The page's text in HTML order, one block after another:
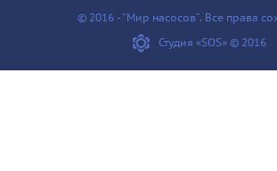
© 2016 - “Мир насосов”. Все права
Студия «SOS» © 2016